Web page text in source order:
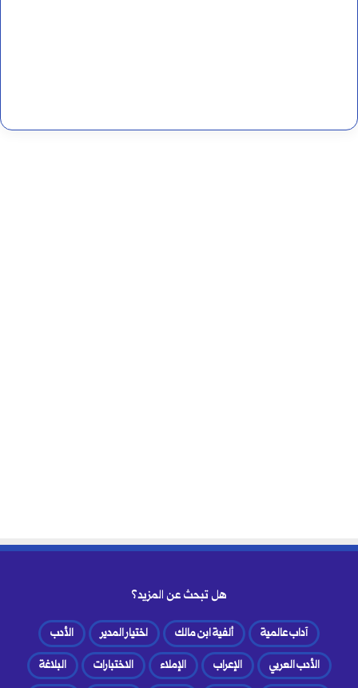
هل تبحث عن المزيد؟
آداب عالمية ألفية ابن مالك اختيار المدير
الأدب
الأدب العربي
الإعراب الإملاء الاختبارات
البلاغة